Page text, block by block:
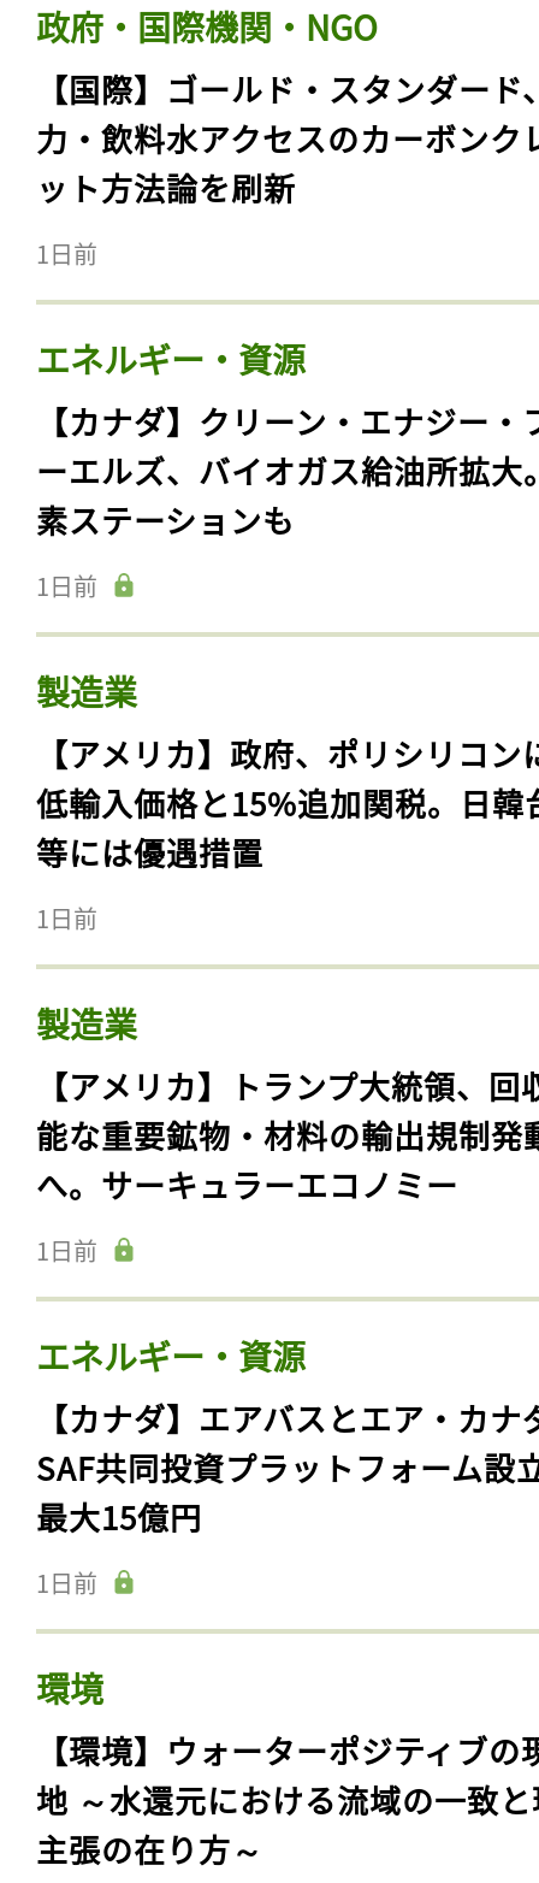
政府・国際機関・NGO
【国際】ゴールド・スタンダード
力・飲料水アクセスのカーボンク
ット方法論を刷新
1日前
エネルギー・資源
【カナダ】クリーン・エナジー・
ーエルズ、バイオガス給油所拡大
素ステーションも
1日前
製造業
【アメリカ】政府、ポリシリコン
低輸入価格と15%追加関税。日韓
等には優遇措置
1日前
製造業
【アメリカ】トランプ大統領、回
能な重要鉱物・材料の輸出規制発
へ。サーキュラーエコノミー
1日前
エネルギー・資源
【カナダ】エアバスとエア・カナ
SAF共同投資プラットフォーム設
最大15億円
1日前
環境
【環境】ウォーターポジティブの
地 ～水還元における流域の一致
主張の在り方～